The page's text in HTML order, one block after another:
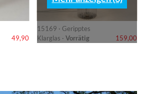
49,90
15169 · Geripptes
Klarglas · Vorrätig 159,00